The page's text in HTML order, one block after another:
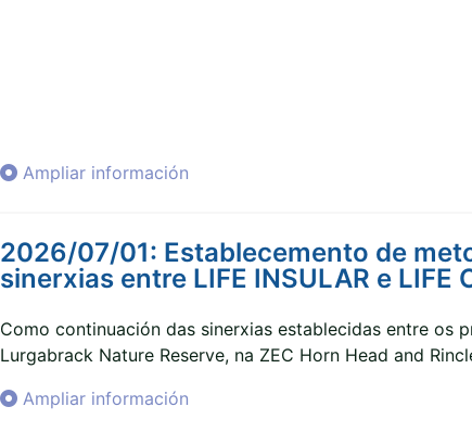
Ampliar información
2026/07/01: Establecemento de
sinerxias entre LIFE INSULAR e LIFE
Como continuación das sinerxias establecidas entre os
Lurgabrack Nature Reserve, na ZEC Horn Head and
Ampliar información